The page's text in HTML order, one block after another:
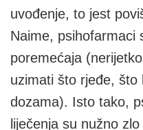
uvođenje, to jest
Naime, psihofarmaci
poremećaja
uzimati što rjeđe,
dozama). Isto tako,
liječenja su nužno